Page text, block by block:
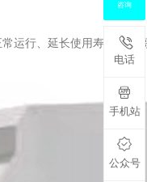
行、延长使用寿命和提高
咨询

电话

手机站

公众号